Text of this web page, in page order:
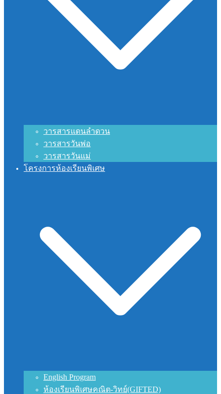
วารสารแดนลำดวน
วารสารวันพ่อ
วารสารวันแม่
โครงการห้องเรียนพิเศษ
English Program
ห้องเรียนพิเศษคณิต-วิทย์(GIFTED)